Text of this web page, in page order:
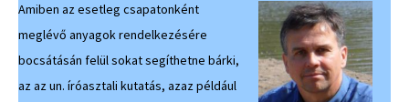
Amiben az esetleg csapatonként
meglévő anyagok rendelkezésére
bocsátásán felül sokat segíthetne bárki,
az az un. íróasztali kutatás, azaz például